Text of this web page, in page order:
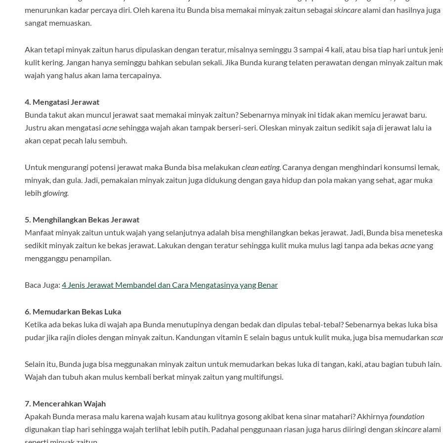
menurunkan kadar percaya diri. Oleh karena itu Bunda bisa memakai minyak zaitun sebagai skincarealami dan hasilnya juga
sangat memuaskan.
Akan tetapi minyak zaitun harus dipulaskan dengan teratur, misalnya seminggu 3 sampai 4 kali, atau bisa tiap hari untuk
kulit kering. Jangan hanya seminggu bahkan sebulan sekali. Jika Bunda kurang telaten perawatan dengan minyak zaitun
wajah yang halus akan lama tercapainya.
4. Mengatasi Jerawat
Bunda takut akan muncul jerawat saat memakai minyak zaitun? Sebenarnya minyak ini tidak akan memicu jerawat baru.
Justru akan mengatasi acnesehingga wajah akan tampak berseri-seri. Oleskan minyak zaitun sedikit saja di jerawat lalu ia
akan cepat pecah lalu sembuh.
Untuk mengurangi potensi jerawat maka Bunda bisa melakukan clean eating. Caranya dengan menghindari konsumsi lemak,
minyak, dan gula. Jadi, pemakaian minyak zaitun juga didukung dengan gaya hidup dan pola makan yang sehat, agar muka
lebih glowing.
5. Menghilangkan Bekas Jerawat
Manfaat minyak zaitun untuk wajah yang selanjutnya adalah bisa menghilangkan bekas jerawat. Jadi, Bunda bisa
sedikit minyak zaitun ke bekas jerawat. Lakukan dengan teratur sehingga kulit muka mulus lagi tanpa ada bekasacneyang
mengganggu penampilan.
Baca Juga: 4 Jenis Jerawat Membandel dan Cara Mengatasinya yang Benar
6. Memudarkan Bekas Luka
Ketika ada bekas luka di wajah apa Bunda menutupinya dengan bedak dan dipulas tebal-tebal? Sebenarnya bekas luka bisa
pudar jika rajin dioles dengan minyak zaitun. Kandungan vitamin E selain bagus untuk kulit muka, juga bisa memudarkan
Selain itu, Bunda juga bisa meggunakan minyak zaitun untuk memudarkan bekas luka di tangan, kaki, atau bagian tubuh lain.
Wajah dan tubuh akan mulus kembali berkat minyak zaitun yang multifungsi.
7. Mencerahkan Wajah
Apakah Bunda merasa malu karena wajah kusam atau kulitnya gosong akibat kena sinar matahari? Akhirnyafoundation
digunakan tiap hari sehingga wajah terlihat lebih putih. Padahal penggunaan riasan juga harus diiringi dengan skincarealami